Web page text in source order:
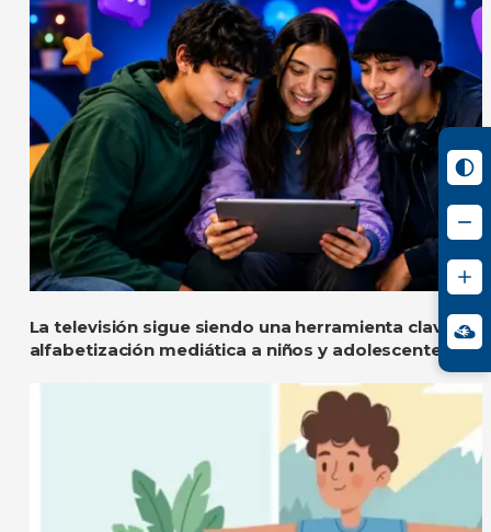
La televisión sigue siendo una herramienta clave
alfabetización mediática a niños y adolescentes